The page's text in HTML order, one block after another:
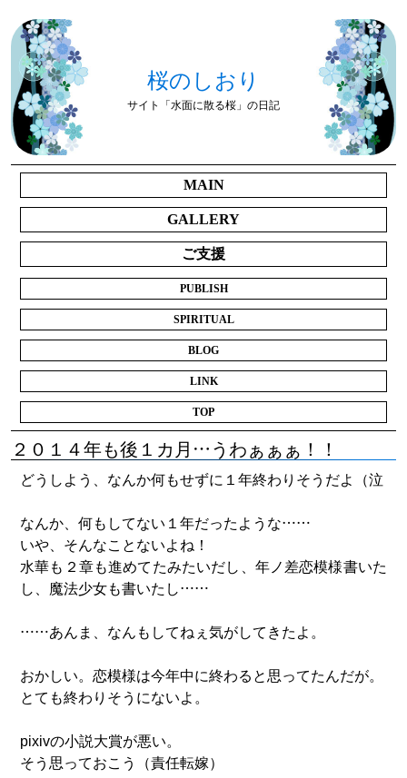
桜のしおり
サイト「水面に散る桜」の日記
MAIN
GALLERY
ご支援
PUBLISH
SPIRITUAL
BLOG
LINK
TOP
２０１４年も後１カ月…うわぁぁぁ！！
どうしよう、なんか何もせずに１年終わりそうだよ（泣
なんか、何もしてない１年だったような……
いや、そんなことないよね！
水華も２章も進めてたみたいだし、年ノ差恋模様書いた
し、魔法少女も書いたし……
……あんま、なんもしてねぇ気がしてきたよ。
おかしい。恋模様は今年中に終わると思ってたんだが。
とても終わりそうにないよ。
pixivの小説大賞が悪い。
そう思っておこう（責任転嫁）